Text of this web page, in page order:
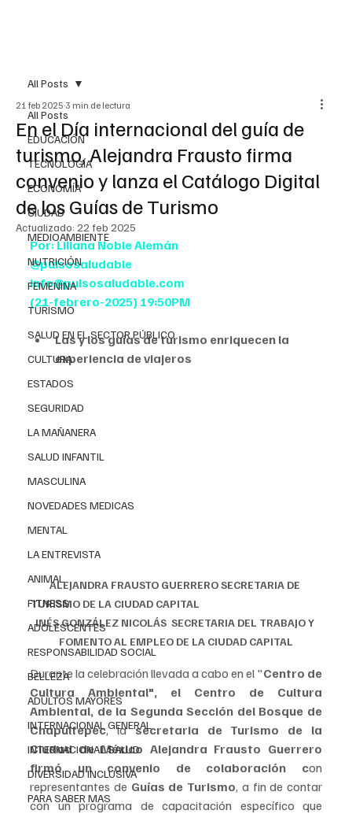
All Posts
EDUCACIÓN
TECNOLOGÍA
ECONOMÍA
CIUDAD
MEDIOAMBIENTE
NUTRICIÓN
FEMENINA
TURISMO
SALUD EN EL SECTOR PÚBLICO
CULTURA
ESTADOS
SEGURIDAD
LA MAÑANERA
SALUD INFANTIL
MASCULINA
NOVEDADES MEDICAS
MENTAL
LA ENTREVISTA
ANIMAL
FITNESS
ADOLESCENTES
RESPONSABILIDAD SOCIAL
BELLEZA
ADULTOS MAYORES
INTERNACIONAL GENERAL
INTERNACIONAL SALUD
DIVERSIDAD INCLUSIVA
PARA SABER MAS
All Posts
En el Día internacional del guía de
turismo, Alejandra Frausto firma
convenio y lanza el Catálogo Digital
de los Guías de Turismo
21 feb 2025 3 min de lectura
Actualizado: 22 feb 2025
Por: Liliana Noble Alemán
@pulsosaludable
info@pulsosaludable.com
(21-febrero-2025) 19:50PM
Las y los guías de turismo enriquecen la
experiencia de viajeros
ALEJANDRA FRAUSTO GUERRERO SECRETARIA DE
TURISMO DE LA CIUDAD CAPITAL
INÉS GONZÁLEZ NICOLÁS  SECRETARIA DEL TRABAJO Y
FOMENTO AL EMPLEO DE LA CIUDAD CAPITAL
Durante la celebración llevada a cabo en el "Centro de
Cultura Ambiental", el Centro de Cultura
Ambiental, de la Segunda Sección del Bosque de
Chapultepec, la secretaria de Turismo de la
Ciudad de México Alejandra Frausto Guerrero
firmó un convenio de colaboración con
representantes de Guías de Turismo, a fin de contar
con un programa de capacitación específico que